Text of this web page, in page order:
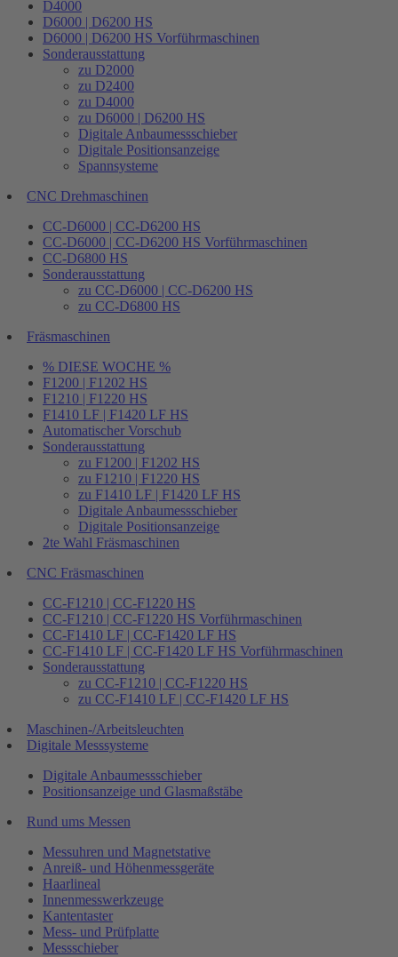
D4000
D6000 | D6200 HS
D6000 | D6200 HS Vorführmaschinen
Sonderausstattung
zu D2000
zu D2400
zu D4000
zu D6000 | D6200 HS
Digitale Anbaumessschieber
Digitale Positionsanzeige
Spannsysteme
CNC Drehmaschinen
CC-D6000 | CC-D6200 HS
CC-D6000 | CC-D6200 HS Vorführmaschinen
CC-D6800 HS
Sonderausstattung
zu CC-D6000 | CC-D6200 HS
zu CC-D6800 HS
Fräsmaschinen
% DIESE WOCHE %
F1200 | F1202 HS
F1210 | F1220 HS
F1410 LF | F1420 LF HS
Automatischer Vorschub
Sonderausstattung
zu F1200 | F1202 HS
zu F1210 | F1220 HS
zu F1410 LF | F1420 LF HS
Digitale Anbaumessschieber
Digitale Positionsanzeige
2te Wahl Fräsmaschinen
CNC Fräsmaschinen
CC-F1210 | CC-F1220 HS
CC-F1210 | CC-F1220 HS Vorführmaschinen
CC-F1410 LF | CC-F1420 LF HS
CC-F1410 LF | CC-F1420 LF HS Vorführmaschinen
Sonderausstattung
zu CC-F1210 | CC-F1220 HS
zu CC-F1410 LF | CC-F1420 LF HS
Maschinen-/Arbeitsleuchten
Digitale Messsysteme
Digitale Anbaumessschieber
Positionsanzeige und Glasmaßstäbe
Rund ums Messen
Messuhren und Magnetstative
Anreiß- und Höhenmessgeräte
Haarlineal
Innenmesswerkzeuge
Kantentaster
Mess- und Prüfplatte
Messschieber